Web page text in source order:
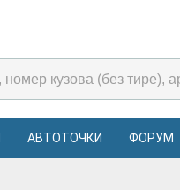
АВТОТОЧКИ ФОРУМ